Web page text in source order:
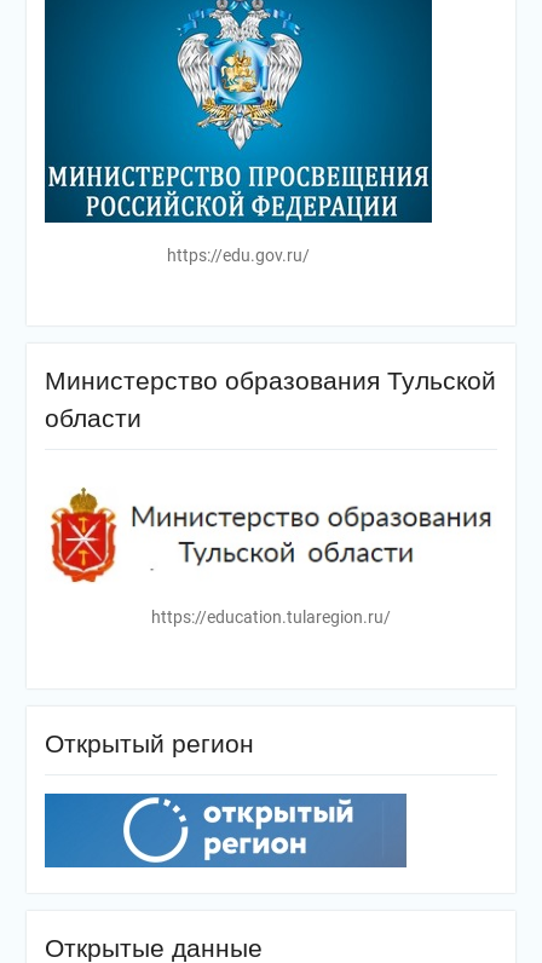
https://edu.gov.ru/
Министерство образования Тульской
области
https://education.tularegion.ru/
Открытый регион
Открытые данные